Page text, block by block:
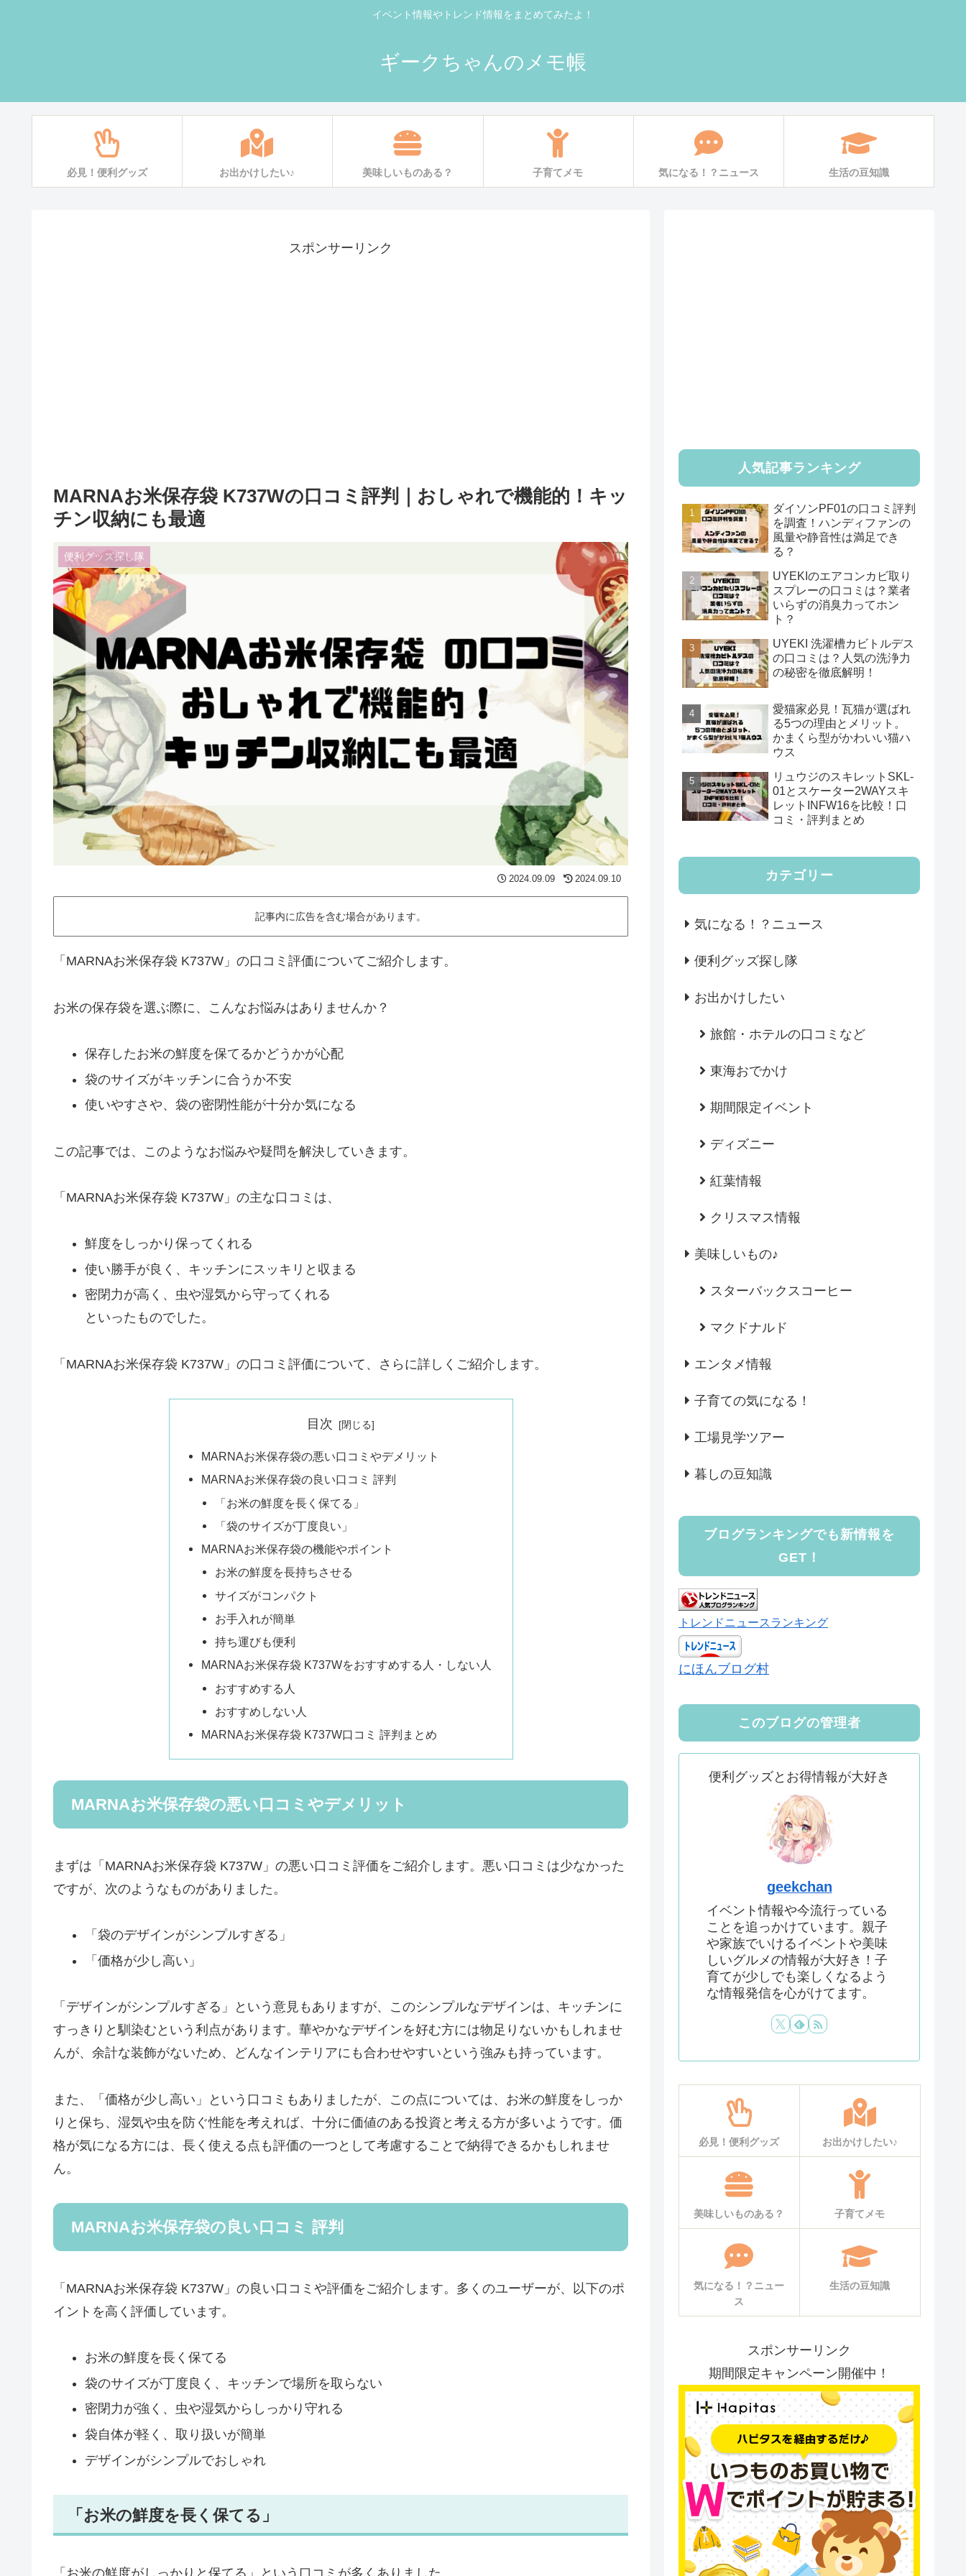
イベント情報やトレンド情報をまとめてみたよ！
ギークちゃんのメモ帳
必見！便利グッズ お出かけしたい♪ 美味しいものある？ 子育てメモ 気になる！？ニュース 生活の豆知識
スポンサーリンク
MARNAお米保存袋 K737Wの口コミ評判｜おしゃれで機能的！キッ
チン収納にも最適
便利グッズ探し隊
2024.09.09 2024.09.10
記事内に広告を含む場合があります。
「MARNAお米保存袋 K737W」の口コミ評価についてご紹介します。
お米の保存袋を選ぶ際に、こんなお悩みはありませんか？
保存したお米の鮮度を保てるかどうかが心配
袋のサイズがキッチンに合うか不安
使いやすさや、袋の密閉性能が十分か気になる
この記事では、このようなお悩みや疑問を解決していきます。
「MARNAお米保存袋 K737W」の主な口コミは、
鮮度をしっかり保ってくれる
使い勝手が良く、キッチンにスッキリと収まる
密閉力が高く、虫や湿気から守ってくれる
といったものでした。
「MARNAお米保存袋 K737W」の口コミ評価について、さらに詳しくご紹介します。
目次
MARNAお米保存袋の悪い口コミやデメリット
MARNAお米保存袋の良い口コミ 評判
「お米の鮮度を長く保てる」
「袋のサイズが丁度良い」
MARNAお米保存袋の機能やポイント
お米の鮮度を長持ちさせる
サイズがコンパクト
お手入れが簡単
持ち運びも便利
MARNAお米保存袋 K737Wをおすすめする人・しない人
おすすめする人
おすすめしない人
MARNAお米保存袋 K737W口コミ 評判まとめ
MARNAお米保存袋の悪い口コミやデメリット
まずは「MARNAお米保存袋 K737W」の悪い口コミ評価をご紹介します。悪い口コミは少なかった
ですが、次のようなものがありました。
「袋のデザインがシンプルすぎる」
「価格が少し高い」
「デザインがシンプルすぎる」という意見もありますが、このシンプルなデザインは、キッチンに
すっきりと馴染むという利点があります。華やかなデザインを好む方には物足りないかもしれませ
んが、余計な装飾がないため、どんなインテリアにも合わせやすいという強みも持っています。
また、「価格が少し高い」という口コミもありましたが、この点については、お米の鮮度をしっか
りと保ち、湿気や虫を防ぐ性能を考えれば、十分に価値のある投資と考える方が多いようです。価
格が気になる方には、長く使える点も評価の一つとして考慮することで納得できるかもしれませ
ん。
MARNAお米保存袋の良い口コミ 評判
「MARNAお米保存袋 K737W」の良い口コミや評価をご紹介します。多くのユーザーが、以下のポ
イントを高く評価しています。
お米の鮮度を長く保てる
袋のサイズが丁度良く、キッチンで場所を取らない
密閉力が強く、虫や湿気からしっかり守れる
袋自体が軽く、取り扱いが簡単
デザインがシンプルでおしゃれ
「お米の鮮度を長く保てる」
「お米の鮮度がしっかりと保てる」という口コミが多くありました。
人気記事ランキング
ダイソンPF01の口コミ評判
を調査！ハンディファンの
風量や静音性は満足でき
る？
UYEKIのエアコンカビ取り
スプレーの口コミは？業者
いらずの消臭力ってホン
ト？
UYEKI 洗濯槽カビトルデス
の口コミは？人気の洗浄力
の秘密を徹底解明！
愛猫家必見！瓦猫が選ばれ
る5つの理由とメリット。
かまくら型がかわいい猫ハ
ウス
リュウジのスキレットSKL-
01とスケーター2WAYスキ
レットINFW16を比較！口
コミ・評判まとめ
カテゴリー
気になる！？ニュース
便利グッズ探し隊
お出かけしたい
旅館・ホテルの口コミなど
東海おでかけ
期間限定イベント
ディズニー
紅葉情報
クリスマス情報
美味しいもの♪
スターバックスコーヒー
マクドナルド
エンタメ情報
子育ての気になる！
工場見学ツアー
暮しの豆知識
ブログランキングでも新情報を
GET！
トレンドニュースランキング
にほんブログ村
このブログの管理者
便利グッズとお得情報が大好き
geekchan
イベント情報や今流行っている
ことを追っかけています。親子
や家族でいけるイベントや美味
しいグルメの情報が大好き！子
育てが少しでも楽しくなるよう
な情報発信を心がけてます。
必見！便利グッズ お出かけしたい♪
美味しいものある？ 子育てメモ
気になる！？ニュー
ス
生活の豆知識
スポンサーリンク
期間限定キャンペーン開催中！